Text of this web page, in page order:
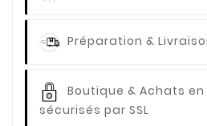
Préparation &
Boutique & Achats en
sécurisés par SSL